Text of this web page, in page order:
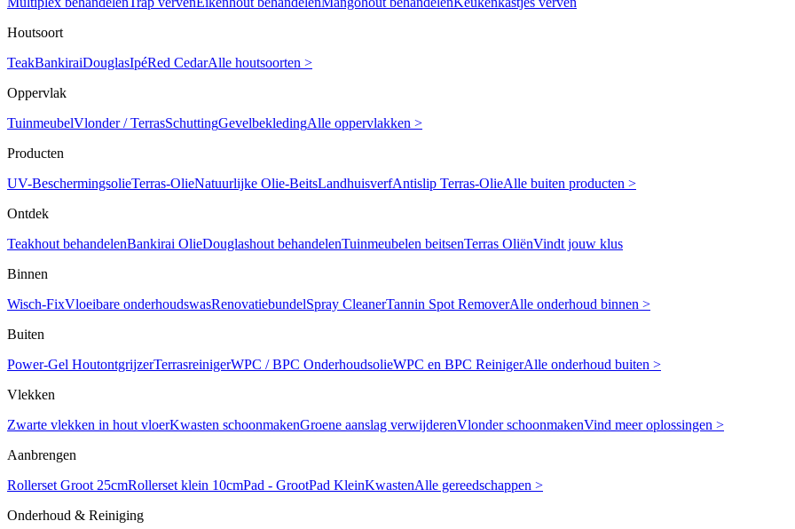
Houtsoort
TeakBankiraiDouglasIpéRed CedarAlle houtsoorten >
Oppervlak
TuinmeubelVlonder / TerrasSchuttingGevelbekledingAlle oppervlakken >
Producten
UV-BeschermingsolieTerras-OlieNatuurlijke Olie-BeitsLandhuisverfAntislip Terras-OlieAlle buiten producten >
Ontdek
Teakhout behandelenBankirai OlieDouglashout behandelenTuinmeubelen beitsenTerras OliënVindt jouw klus
Binnen
Wisch-FixVloeibare onderhoudswasRenovatiebundelSpray CleanerTannin Spot RemoverAlle onderhoud binnen >
Buiten
Power-Gel HoutontgrijzerTerrasreinigerWPC / BPC OnderhoudsolieWPC en BPC ReinigerAlle onderhoud buiten >
Vlekken
Zwarte vlekken in hout vloerKwasten schoonmakenGroene aanslag verwijderenVlonder schoonmakenVind meer oplossingen >
Aanbrengen
Rollerset Groot 25cmRollerset klein 10cmPad - GrootPad KleinKwastenAlle gereedschappen >
Onderhoud & Reiniging